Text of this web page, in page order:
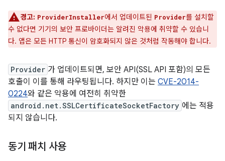
경고: ProviderInstaller에서 업데이트된 Provider를 설치할
수 없다면 기기의 보안 프로바이더는 알려진 악용에 취약할 수 있습니
다. 앱은 모든 HTTP 통신이 암호화되지 않은 것처럼 작동해야 합니다.
Provider 가 업데이트되면, 보안 API(SSL API 포함)의 모든
호출이 이를 통해 라우팅됩니다. 하지만 이는 CVE-2014-
0224와 같은 악용에 여전히 취약한
android.net.SSLCertificateSocketFactory 에는 적용
되지 않습니다.
동기 패치 사용